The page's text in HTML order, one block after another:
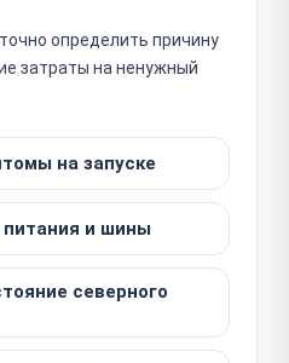
определить причину
затраты на ненужный
на запуске
и шины
северного